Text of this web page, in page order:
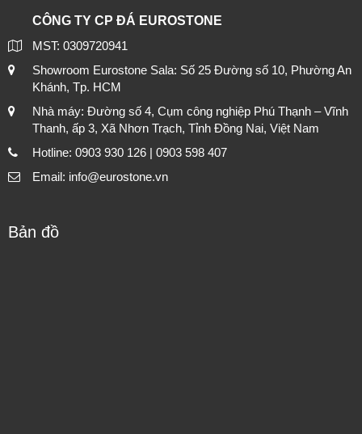
CÔNG TY CP ĐÁ EUROSTONE
MST: 0309720941
Showroom Eurostone Sala: Số 25 Đường số 10, Phường An
Khánh, Tp. HCM
Nhà máy: Đường số 4, Cụm công nghiệp Phú Thạnh – Vĩnh
Thanh, ấp 3, Xã Nhơn Trạch, Tỉnh Đồng Nai, Việt Nam
Hotline: 0903 930 126 | 0903 598 407
Email: info@eurostone.vn
Bản đồ